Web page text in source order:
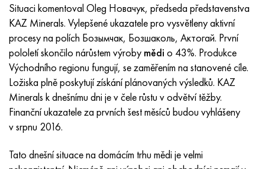
Situaci komentoval Oleg Новачук, předseda představenstva
KAZ Minerals. Vylepšené ukazatele pro vysvětleny aktivní
procesy na polích Бозымчак, Бозшаколь, Актогай. První
pololetí skončilo nárůstem výroby mědi o 43%. Produkce
Východního regionu fungují, se zaměřením na stanovené cíle.
Ložiska plně poskytují získání plánovaných výsledků. KAZ
Minerals k dnešnímu dni je v čele růstu v odvětví těžby.
Finanční ukazatele za prvních šest měsíců budou vyhlášeny
v srpnu 2016.
Tato dnešní situace na domácím trhu mědi je velmi
maraging 250
René 41
Maraging 300
Maraging 350
Slitina 50N
Slitina 50NP
50 NHS
Slitina 52N
KhN65VMTYu
KhN67MVTYu
KhN68VKTYU
KhN68VMTYUK-vd
2B
SPT-2 sv
AT3
3M
1,4542 - 17-4Ph®
Custom 455® - 1.4543 - uns s45500
1,4545 - 15-5Ph®
1,4548 - 17-4Ph®
13X11N2V2MF
15x11mf
15x12vnmf
15H12H2MVFAB
C65500, CuAl11Fe3
C65620, CuSi3Fe2Zn3
C65100, CuSi 1,5
Cín-olověný bronz
AC14, 11SMnPb30
20G, 20mn5
20XH3A, AISI 4320, 20hn3a
20HM, 24CrMo5, 20hm
R12F3, 1,3318, sw12
P18, 1,3355, hs18-0-1, sw18
Uhlíková ocel
У10,1.1645, C105W1